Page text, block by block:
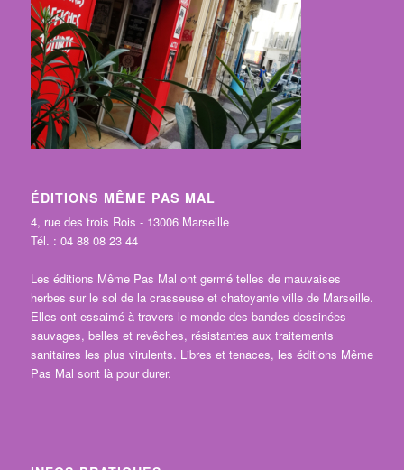
ÉDITIONS MÊME PAS MAL
4, rue des trois Rois - 13006 Marseille
Tél. : 04 88 08 23 44
Les éditions Même Pas Mal ont germé telles de mauvaises
herbes sur le sol de la crasseuse et chatoyante ville de Marseille.
Elles ont essaimé à travers le monde des bandes dessinées
sauvages, belles et revêches, résistantes aux traitements
sanitaires les plus virulents. Libres et tenaces, les éditions Même
Pas Mal sont là pour durer.